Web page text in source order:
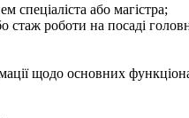
спеціаліста або магістра;
роботи на посаді
щодо основних